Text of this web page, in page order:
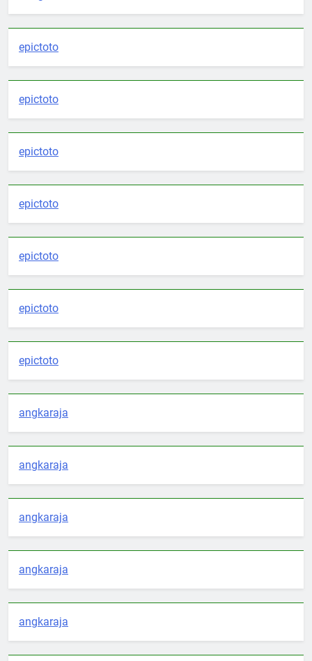
epictoto
epictoto
epictoto
epictoto
epictoto
epictoto
epictoto
angkaraja
angkaraja
angkaraja
angkaraja
angkaraja